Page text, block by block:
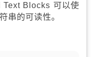
Text Blocks 可以使
串的可读性。